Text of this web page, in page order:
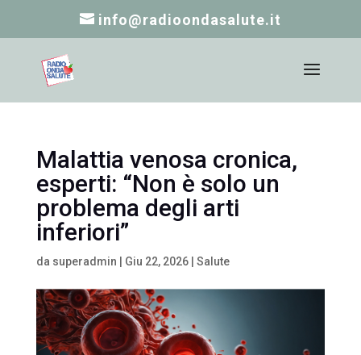
info@radioondasalute.it
Malattia venosa cronica,
esperti: “Non è solo un
problema degli arti
inferiori”
da superadmin Giu 22, 2026| Salute